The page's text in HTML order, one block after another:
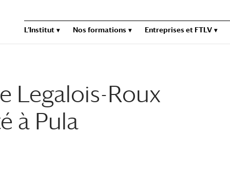
L’Institut Nos formations Entreprises et FTLV
Legalois-Roux
à Pula